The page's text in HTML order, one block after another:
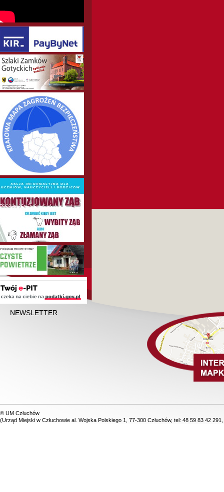
NEWSLETTER
© UM Człuchów
(Urząd Miejski w Człuchowie al. Wojska Polskiego 1, 77-300 Człuchów, tel: 48 59 83 42